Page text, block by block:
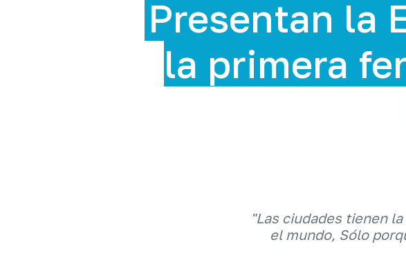
Presentan la
la primera
"Las ciudades tienen
el mundo, Sólo